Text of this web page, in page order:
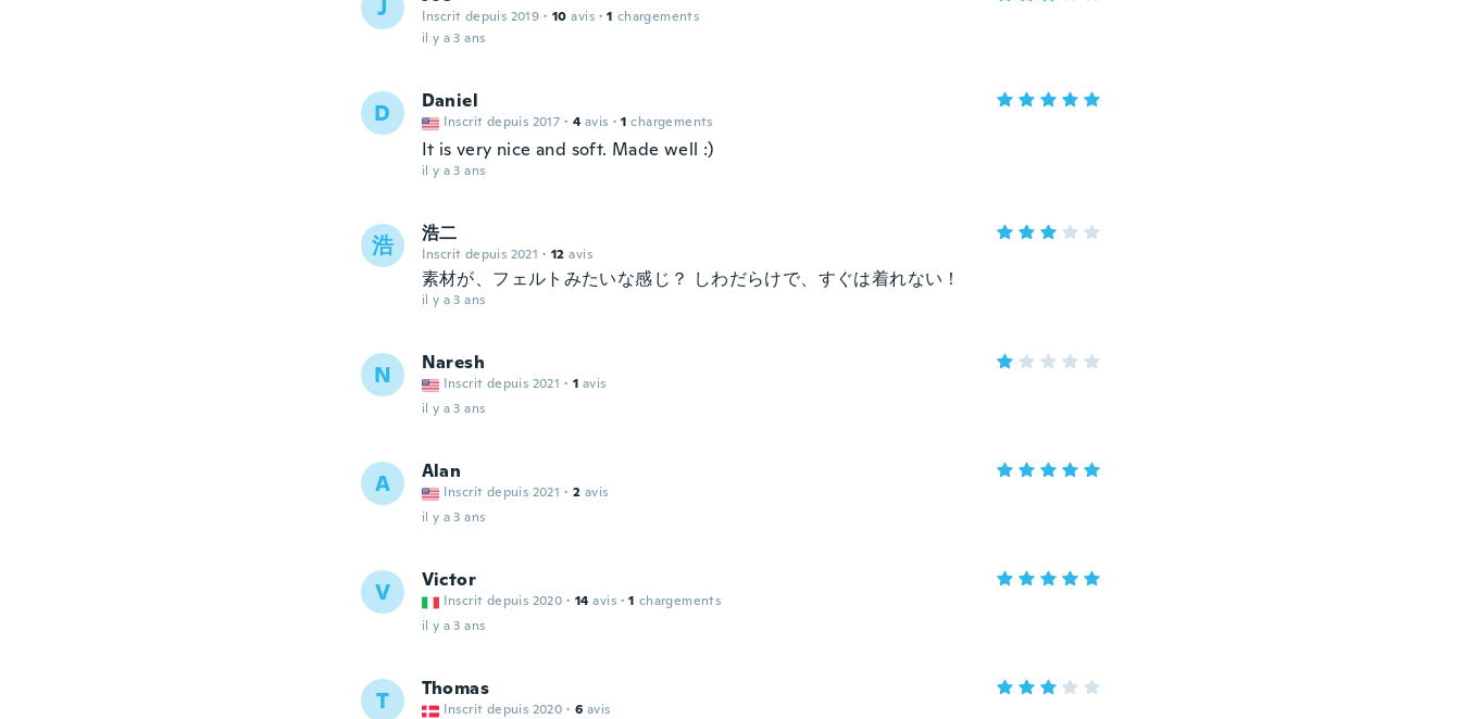
J Inscrit depuis 2019 · 10 avis · 1 chargements
il y a 3 ans
D Daniel
Inscrit depuis 2017 · 4 avis · 1 chargements
It is very nice and soft. Made well :)
il y a 3 ans
浩 浩二
Inscrit depuis 2021 · 12 avis
素材が、フェルトみたいな感じ？ しわだらけで、すぐは着れない！
il y a 3 ans
N Naresh
Inscrit depuis 2021 · 1 avis
il y a 3 ans
A Alan
Inscrit depuis 2021 · 2 avis
il y a 3 ans
V Victor
Inscrit depuis 2020 · 14 avis · 1 chargements
il y a 3 ans
T Thomas
Inscrit depuis 2020 · 6 avis